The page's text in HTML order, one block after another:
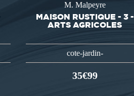
M. Malpeyre
MAISON RUSTIQUE - 3 -
ARTS AGRICOLES
cote-jardin-
35€99